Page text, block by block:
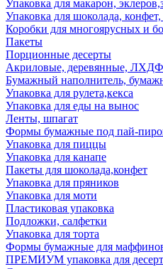
Упаковка для макарон,
Упаковка для шоколада,
Коробки для многоярусных и
Пакеты
Порционные десерты
Акриловые, деревянные,
Бумажный наполнитель,
Упаковка для рулета,кекса
Упаковка для еды на вынос
Ленты, шпагат
Формы бумажные под пай-
Упаковка для пиццы
Упаковка для канапе
Пакеты для шоколада,конфет
Упаковка для пряников
Упаковка для моти
Пластиковая упаковка
Подложки, салфетки
Упаковка для торта
Формы бумажные для
ПРЕМИУМ упаковка для